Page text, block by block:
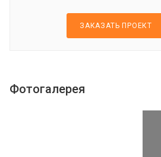
ЗАКАЗАТЬ ПРОЕКТ
Фотогалерея